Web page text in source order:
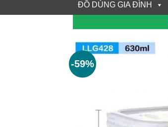
ĐỒ DÙNG GIA ĐÌNH
-59%